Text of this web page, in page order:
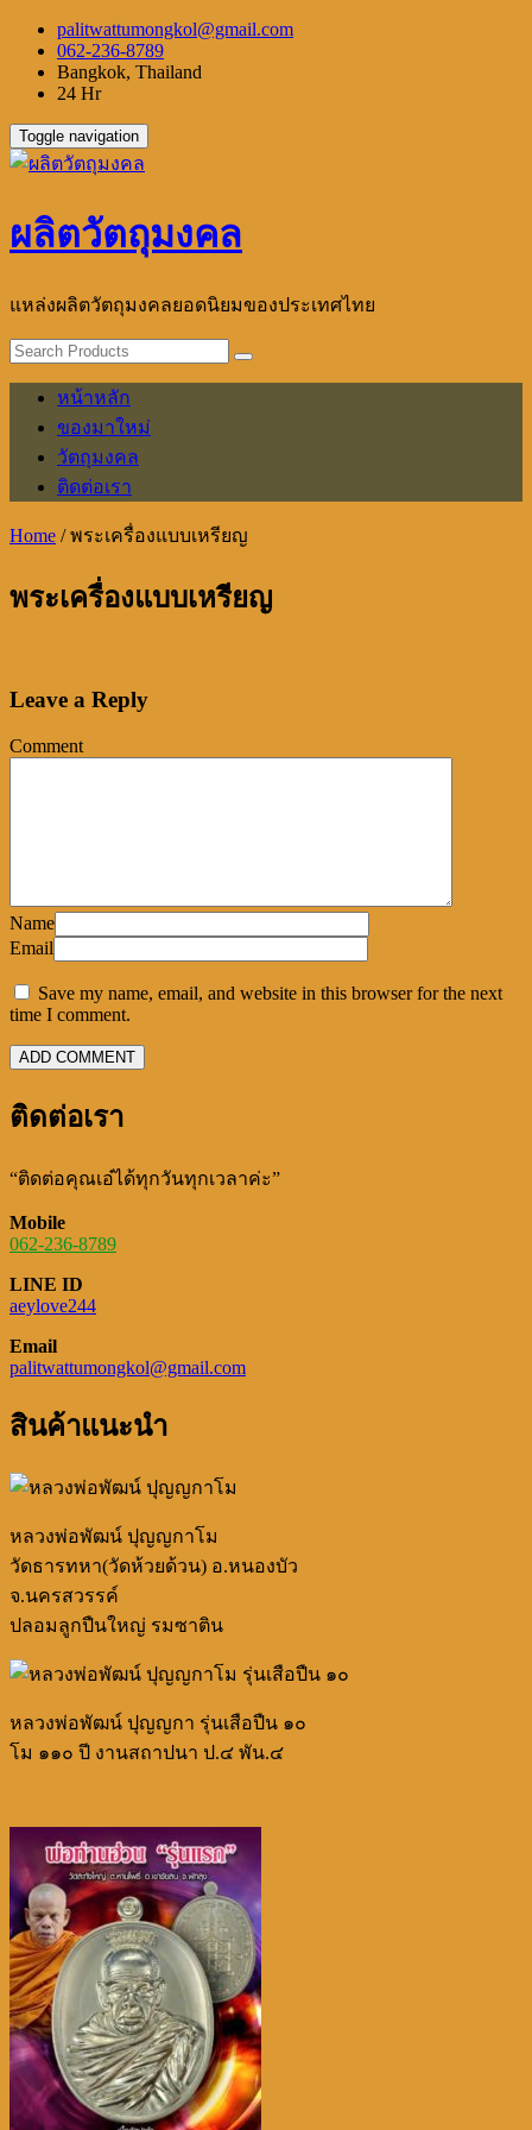
Skip
content
palitwattumongkol@gmail.com
062-236-8789
Bangkok, Thailand
24 Hr
Toggle navigation
ผลิตวัตถุมงคล
แหล่งผลิตวัตถุมงคลยอดนิยมของประเทศไทย
หน้าหลัก
ของมาใหม่
วัตถุมงคล
ติดต่อเรา
Home /พระเครื่องแบบเหรียญ
พระเครื่องแบบเหรียญ
Leave a Reply
Comment
Name
Email
Save my name, email, and website in this browser for the next
time I comment.
ติดต่อเรา
“ติดต่อคุณเอ๋ได้ทุกวันทุกเวลาค่ะ”
Mobile
062-236-8789
LINE ID
aeylove244
Email
palitwattumongkol@gmail.com
สินค้าแนะนำ
หลวงพ่อพัฒน์ ปุญญกาโม
วัดธารทหา(วัดห้วยด้วน) อ.หนองบัว
จ.นครสวรรค์
ปลอมลูกปืนใหญ่ รมซาติน
หลวงพ่อพัฒน์ ปุญญกา รุ่นเสือปืน ๑๐
โม ๑๑๐ ปี งานสถาปนา ป.๔ พัน.๔